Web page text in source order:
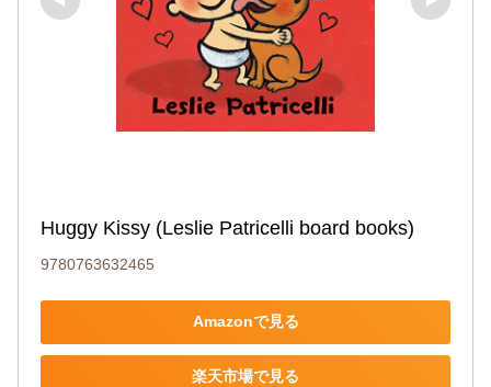
Huggy Kissy (Leslie Patricelli board books)
9780763632465
Amazonで見る
楽天市場で見る